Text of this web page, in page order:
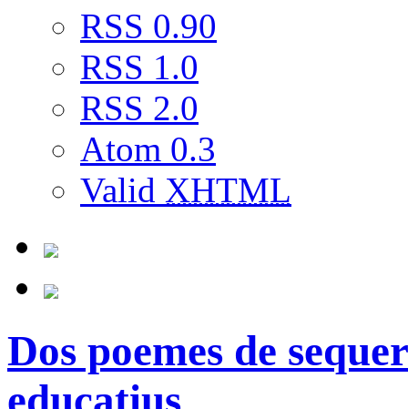
RSS 0.90
RSS 1.0
RSS 2.0
Atom 0.3
Valid XHTML
Dos poemes de